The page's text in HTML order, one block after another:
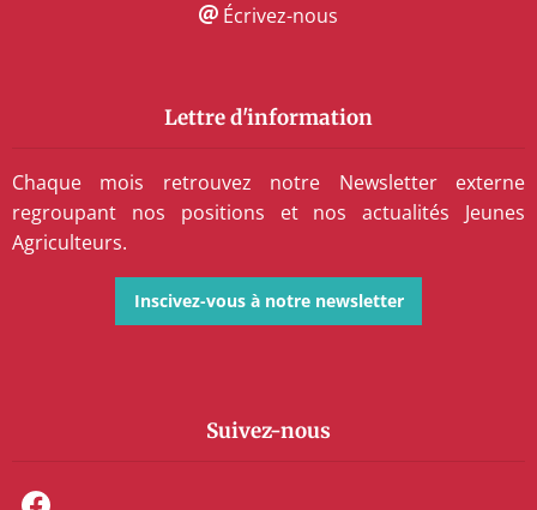
Écrivez-nous
Lettre d'information
Chaque mois retrouvez notre Newsletter externe
regroupant nos positions et nos actualités Jeunes
Agriculteurs.
Inscivez-vous à notre newsletter
Suivez-nous